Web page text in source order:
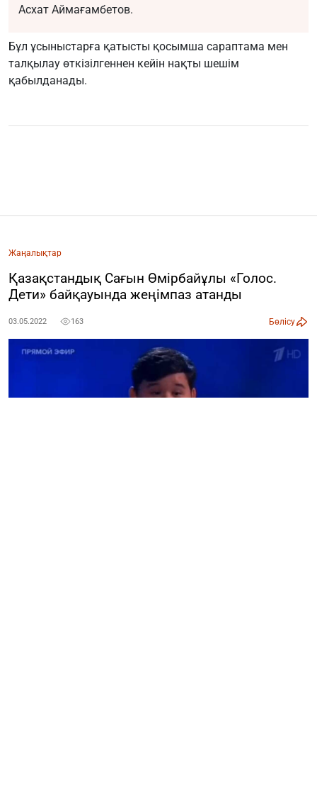
Асхат Аймағамбетов.
Бұл ұсыныстарға қатысты қосымша сараптама мен
талқылау өткізілгеннен кейін нақты шешім
қабылданады.
Жаңалықтар
Қазақстандық Сағын Өмірбайұлы «Голос.
Дети» байқауында жеңімпаз атанды
03.05.2022 163 Бөлісу